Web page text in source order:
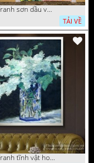
Tranh sơn dầu vườn hoa bên dòng sông decor tường
TẢI VỀ
Tranh tĩnh vật hoa quả sơn dầu trang trí tường đẹp